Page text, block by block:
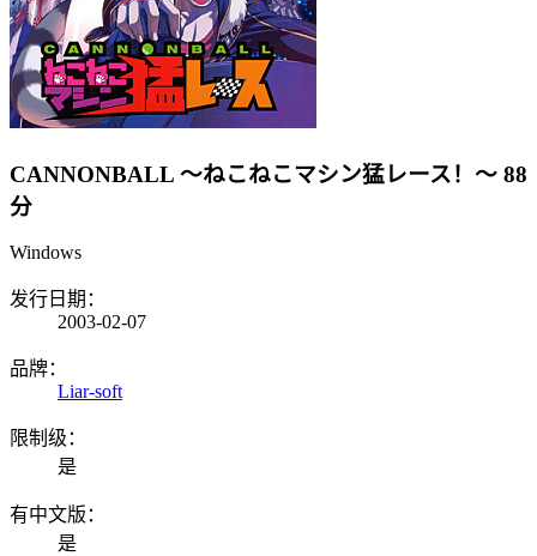
CANNONBALL ～ねこねこマシン猛レース！～ 88
分
Windows
发行日期：
2003-02-07
品牌：
Liar-soft
限制级：
是
有中文版：
是